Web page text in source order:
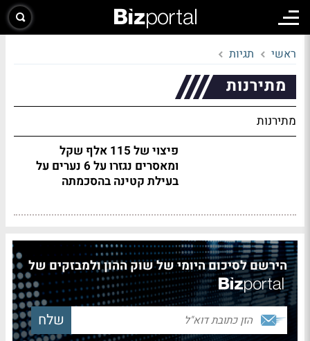
ראשי תגיות
מתירנות
מתירנות
פיצוי של 115 אלף שקל
ומאסרים נגזרו על 6 נערים על
בעילת קטינה בהסכמתה
הירשם לסיכום היומי של שוק ההון ולמבזקים של